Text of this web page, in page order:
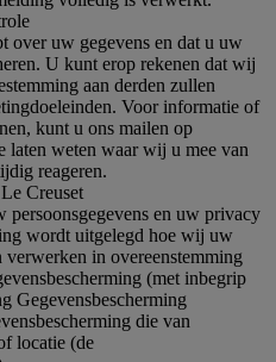
over uw gegevens en dat u uw
U kunt erop rekenen dat wij
aan derden zullen
Voor informatie of
kunt u ons mailen op
laten weten waar wij u mee van
reageren.
Creuset
persoonsgegevens en uw privacy
wordt uitgelegd hoe wij uw
verwerken in overeenstemming
(met inbegrip
Gegevensbescherming
die van
locatie (de